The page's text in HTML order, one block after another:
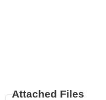
Attached Files